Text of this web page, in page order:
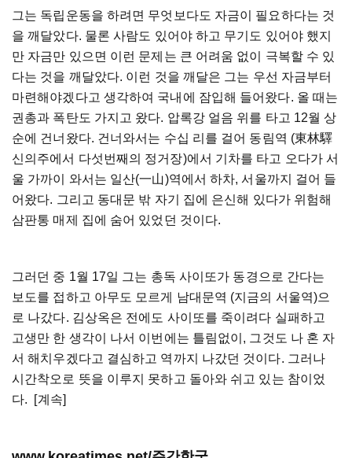
그는 독립운동을 하려면 무엇보다도 자금이 필요하다는 것
을 깨달았다. 물론 사람도 있어야 하고 무기도 있어야 했지
만 자금만 있으면 이런 문제는 큰 어려움 없이 극복할 수 있
다는 것을 깨달았다. 이런 것을 깨달은 그는 우선 자금부터
마련해야겠다고 생각하여 국내에 잠입해 들어왔다. 올 때는
권총과 폭탄도 가지고 왔다. 압록강 얼음 위를 타고 12월 상
순에 건너왔다. 건너와서는 수십 리를 걸어 동림역 (東林驛
신의주에서 다섯번째의 정거장)에서 기차를 타고 오다가 서
울 가까이 와서는 일산(一山)역에서 하차, 서울까지 걸어 들
어왔다. 그리고 동대문 밖 자기 집에 은신해 있다가 위험해
삼판통 매제 집에 숨어 있었던 것이다.
그러던 중 1월 17일 그는 총독 사이또가 동경으로 간다는
보도를 접하고 아무도 모르게 남대문역 (지금의 서울역)으
로 나갔다. 김상옥은 전에도 사이또를 죽이려다 실패하고
고생만 한 생각이 나서 이번에는 틀림없이, 그것도 나 혼 자
서 해치우겠다고 결심하고 역까지 나갔던 것이다. 그러나
시간착오로 뜻을 이루지 못하고 돌아와 쉬고 있는 참이었
다. [계속]